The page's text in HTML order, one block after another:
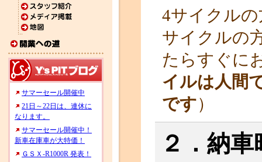
4サイクル
サイクルの
たらすぐに
イルは人間
です）
２．納